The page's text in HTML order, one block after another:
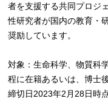
者を支援する共同プロジ
性研究者が国内の教育・
奨励しています。
対象：生命科学、物質科
程に在籍あるいは、博士
締切日2023年2月28日時